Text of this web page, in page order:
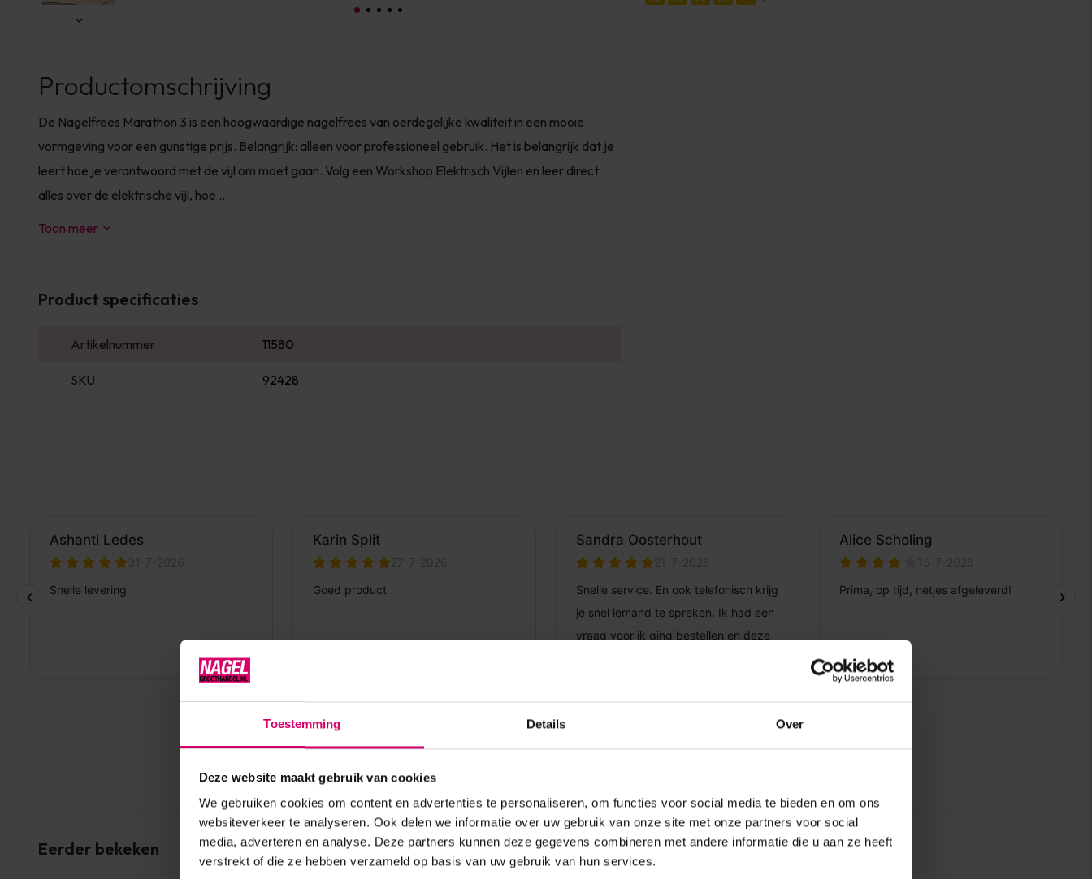
Toestemming Details Over
Deze website maakt gebruik van cookies
We gebruiken cookies om content en advertenties te personaliseren, om functies voor social media te bieden en om ons
websiteverkeer te analyseren. Ook delen we informatie over uw gebruik van onze site met onze partners voor social
media, adverteren en analyse. Deze partners kunnen deze gegevens combineren met andere informatie die u aan ze heeft
verstrekt of die ze hebben verzameld op basis van uw gebruik van hun services.
Productomschrijving
De Nagelfrees Marathon 3 is een hoogwaardige nagelfrees van oerdegelijke kwaliteit in een mooie
vormgeving voor een gunstige prijs. Belangrijk: alleen voor professioneel gebruik. Het is belangrijk dat je
leert hoe je verantwoord met de vijl om moet gaan. Volg een Workshop Elektrisch Vijlen en leer direct
alles over de elektrische vijl, hoe ...
Toon meer
Product specificaties
Artikelnummer 11580
SKU 92428
Eerder bekeken